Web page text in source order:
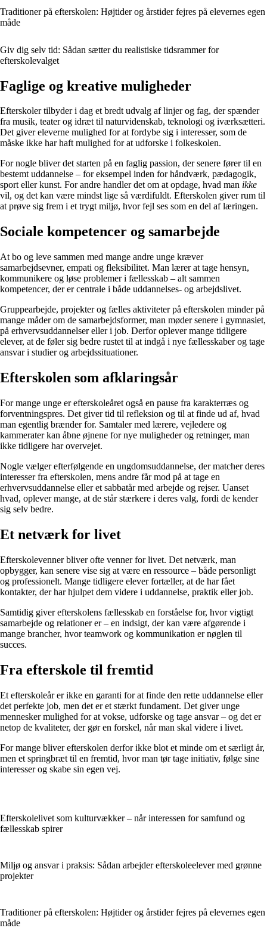
Traditioner på efterskolen: Højtider og årstider fejres på elevernes egen
måde
Giv dig selv tid: Sådan sætter du realistiske tidsrammer for
efterskolevalget
Faglige og kreative muligheder
Efterskoler tilbyder i dag et bredt udvalg af linjer og fag, der spænder
fra musik, teater og idræt til naturvidenskab, teknologi og iværksætteri.
Det giver eleverne mulighed for at fordybe sig i interesser, som de
måske ikke har haft mulighed for at udforske i folkeskolen.
For nogle bliver det starten på en faglig passion, der senere fører til en
bestemt uddannelse – for eksempel inden for håndværk, pædagogik,
sport eller kunst. For andre handler det om at opdage, hvad man ikke
vil, og det kan være mindst lige så værdifuldt. Efterskolen giver rum til
at prøve sig frem i et trygt miljø, hvor fejl ses som en del af læringen.
Sociale kompetencer og samarbejde
At bo og leve sammen med mange andre unge kræver
samarbejdsevner, empati og fleksibilitet. Man lærer at tage hensyn,
kommunikere og løse problemer i fællesskab – alt sammen
kompetencer, der er centrale i både uddannelses- og arbejdslivet.
Gruppearbejde, projekter og fælles aktiviteter på efterskolen minder på
mange måder om de samarbejdsformer, man møder senere i gymnasiet,
på erhvervsuddannelser eller i job. Derfor oplever mange tidligere
elever, at de føler sig bedre rustet til at indgå i nye fællesskaber og tage
ansvar i studier og arbejdssituationer.
Efterskolen som afklaringsår
For mange unge er efterskoleåret også en pause fra karakterræs og
forventningspres. Det giver tid til refleksion og til at finde ud af, hvad
man egentlig brænder for. Samtaler med lærere, vejledere og
kammerater kan åbne øjnene for nye muligheder og retninger, man
ikke tidligere har overvejet.
Nogle vælger efterfølgende en ungdomsuddannelse, der matcher deres
interesser fra efterskolen, mens andre får mod på at tage en
erhvervsuddannelse eller et sabbatår med arbejde og rejser. Uanset
hvad, oplever mange, at de står stærkere i deres valg, fordi de kender
sig selv bedre.
Et netværk for livet
Efterskolevenner bliver ofte venner for livet. Det netværk, man
opbygger, kan senere vise sig at være en ressource – både personligt
og professionelt. Mange tidligere elever fortæller, at de har fået
kontakter, der har hjulpet dem videre i uddannelse, praktik eller job.
Samtidig giver efterskolens fællesskab en forståelse for, hvor vigtigt
samarbejde og relationer er – en indsigt, der kan være afgørende i
mange brancher, hvor teamwork og kommunikation er nøglen til
succes.
Fra efterskole til fremtid
Et efterskoleår er ikke en garanti for at finde den rette uddannelse eller
det perfekte job, men det er et stærkt fundament. Det giver unge
mennesker mulighed for at vokse, udforske og tage ansvar – og det er
netop de kvaliteter, der gør en forskel, når man skal videre i livet.
For mange bliver efterskolen derfor ikke blot et minde om et særligt år,
men et springbræt til en fremtid, hvor man tør tage initiativ, følge sine
interesser og skabe sin egen vej.
Efterskolelivet som kulturvækker – når interessen for samfund og
fællesskab spirer
Miljø og ansvar i praksis: Sådan arbejder efterskoleelever med grønne
projekter
Traditioner på efterskolen: Højtider og årstider fejres på elevernes egen
måde